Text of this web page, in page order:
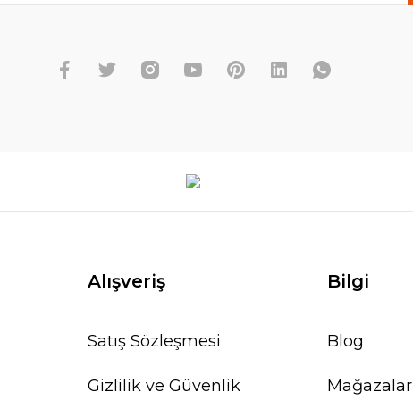
Alışveriş
Satış Sözleşmesi
Gizlilik ve Güvenlik
Bilgi
Blog
Mağazalar